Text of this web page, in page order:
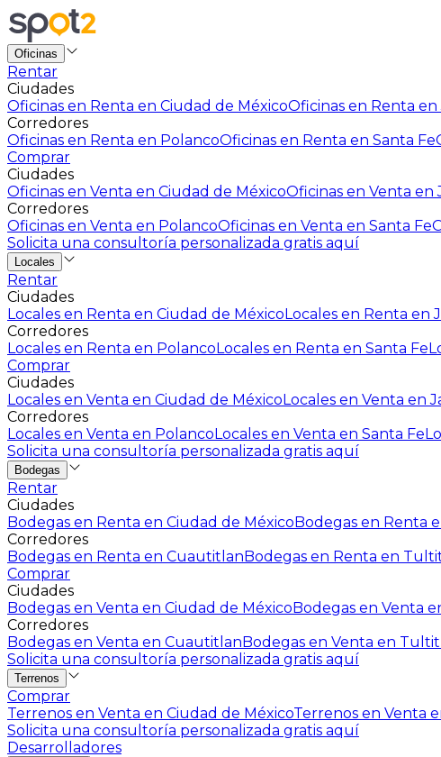
Oficinas
Rentar
Ciudades
Oficinas en Renta en Ciudad de MéxicoOficinas en Renta en
Corredores
Oficinas en Renta en PolancoOficinas en Renta en Santa Fe
Comprar
Ciudades
Oficinas en Venta en Ciudad de MéxicoOficinas en Venta en
Corredores
Oficinas en Venta en PolancoOficinas en Venta en Santa Fe
Solicita una consultoría personalizada gratis aquí
Locales
Rentar
Ciudades
Locales en Renta en Ciudad de MéxicoLocales en Renta en
Corredores
Locales en Renta en PolancoLocales en Renta en Santa Fe
Comprar
Ciudades
Locales en Venta en Ciudad de MéxicoLocales en Venta en
Corredores
Locales en Venta en PolancoLocales en Venta en Santa Fe
Solicita una consultoría personalizada gratis aquí
Bodegas
Rentar
Ciudades
Bodegas en Renta en Ciudad de MéxicoBodegas en Renta
Corredores
Bodegas en Renta en CuautitlanBodegas en Renta en
Comprar
Ciudades
Bodegas en Venta en Ciudad de MéxicoBodegas en Venta
Corredores
Bodegas en Venta en CuautitlanBodegas en Venta en
Solicita una consultoría personalizada gratis aquí
Terrenos
Comprar
Terrenos en Venta en Ciudad de MéxicoTerrenos en Venta
Solicita una consultoría personalizada gratis aquí
Desarrolladores